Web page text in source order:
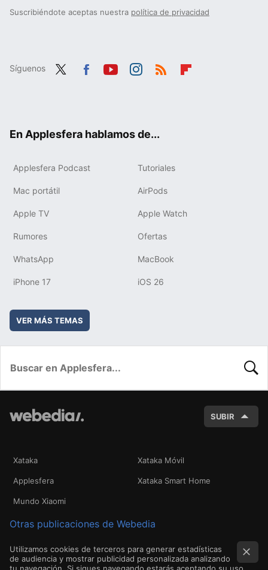
Suscribiéndote aceptas nuestra política de privacidad
Síguenos
En Applesfera hablamos de...
Applesfera Podcast Tutoriales
Mac portátil AirPods
Apple TV Apple Watch
Rumores Ofertas
WhatsApp MacBook
iPhone 17 iOS 26
VER MÁS TEMAS
SUBIR
Xataka Xataka Móvil
Applesfera Xataka Smart Home
Mundo Xiaomi
Otras publicaciones de Webedia
Utilizamos cookies de terceros para generar estadísticas
de audiencia y mostrar publicidad personalizada analizando